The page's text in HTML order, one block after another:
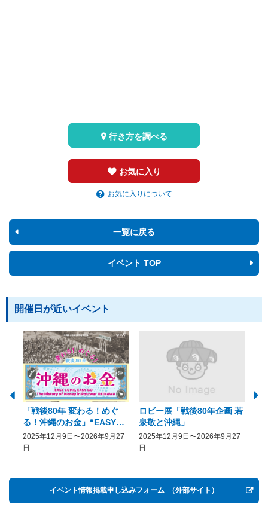
お気に入り
お気に入りについて
行き方を調べる
一覧に戻る
イベント TOP
開催日が近いイベント
「戦後80年 変わる！めぐ
る！沖縄のお金」“EASY
COME, EASY GO － The
History of Money in
2025年12月9日〜2026年9月27
日
ロビー展「戦後80年企画 若
泉敬と沖縄」
2025年12月9日〜2026年9月27
日
イベント情報掲載申し込みフォーム （外部サイト）